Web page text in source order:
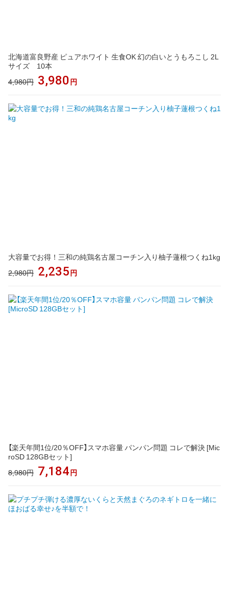
北海道富良野産 ピュアホワイト 生食OK 幻の白いとうもろこし 2L
サイズ 10本
4,980円 3,980 円
大容量でお得！三和の純鶏名古屋コーチン入り柚子蓮根つくね1kg
2,980円 2,235 円
【楽天年間1位/20％OFF】スマホ容量 パンパン問題 コレで解決 [Mic
roSD 128GBセット]
8,980円 7,184 円